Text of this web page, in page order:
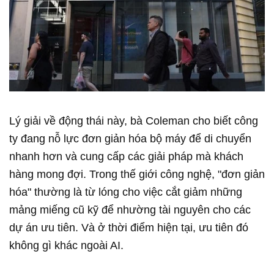
Lý giải về động thái này, bà Coleman cho biết công
ty đang nỗ lực đơn giản hóa bộ máy để di chuyển
nhanh hơn và cung cấp các giải pháp mà khách
hàng mong đợi. Trong thế giới công nghệ, "đơn giản
hóa" thường là từ lóng cho việc cắt giảm những
mảng miếng cũ kỹ để nhường tài nguyên cho các
dự án ưu tiên. Và ở thời điểm hiện tại, ưu tiên đó
không gì khác ngoài AI.